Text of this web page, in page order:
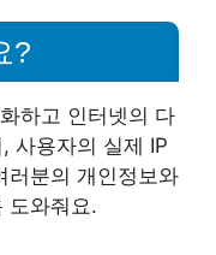
?
하고 인터넷의 다
사용자의 실제 IP
러분의 개인정보와
도와줘요.